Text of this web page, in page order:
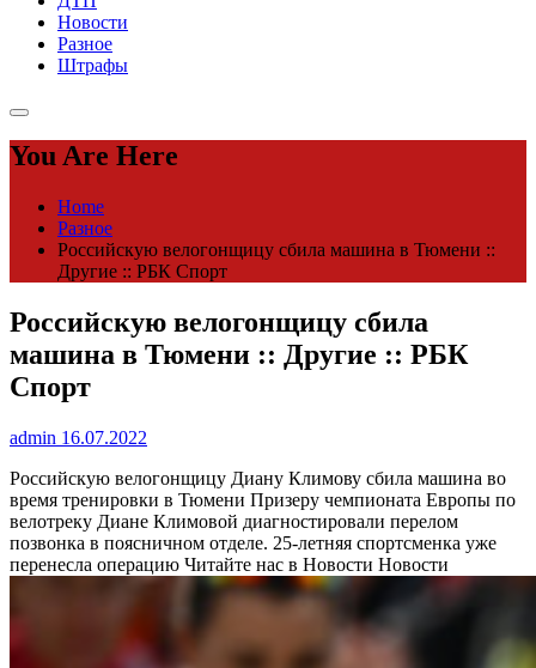
Новости
Разное
Штрафы
You Are Here
Home
Разное
Российскую велогонщицу сбила машина в Тюмени ::
Другие :: РБК Спорт
Российскую велогонщицу сбила
машина в Тюмени :: Другие :: РБК
Спорт
admin 16.07.2022
Российскую велогонщицу Диану Климову сбила машина во
время тренировки в Тюмени Призеру чемпионата Европы по
велотреку Диане Климовой диагностировали перелом
позвонка в поясничном отделе. 25-летняя спортсменка уже
перенесла операцию Читайте нас в Новости Новости